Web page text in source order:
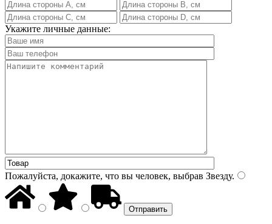
Укажите личные данные:
Пожалуйста, докажите, что вы человек, выбрав Звезду.